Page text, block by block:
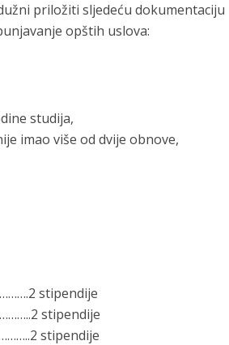
priložiti sljedeću dokumentaciju
opštih uslova:
studija,
imao više od dvije obnove,
stipendije
stipendije
stipendije